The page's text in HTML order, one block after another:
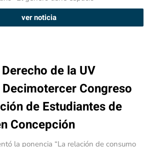
ver noticia
de la UV
Congreso
de Estudiantes de
Concepción
la ponencia “La relación de consumo